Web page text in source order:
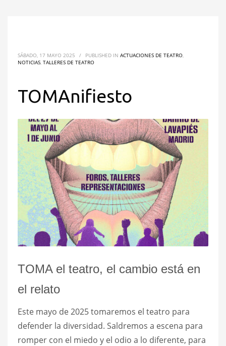
SÁBADO, 17 MAYO 2025 / PUBLISHED IN ACTUACIONES DE TEATRO,
NOTICIAS, TALLERES DE TEATRO
TOMAnifiesto
TOMA el teatro, el cambio está en
el relato
Este mayo de 2025 tomaremos el teatro para
defender la diversidad. Saldremos a escena para
romper con el miedo y el odio a lo diferente, para